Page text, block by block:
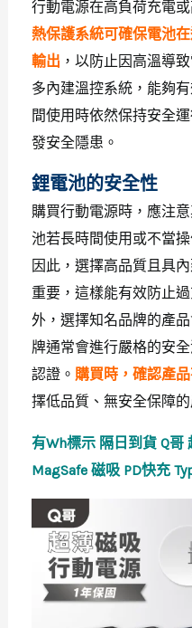
行動電源在高負荷充電
熱保護系統可確保電池
輸出 ，以防止因高溫導
多內建溫控系統，能夠
間使用時依然保持安全
發安全隱患。
鋰電池的安全性
購買行動電源時，應注
池若長時間使用或不當
因此，選擇高品質且具
重要，這樣能有效防止
外，選擇知名品牌的產
牌通常會進行嚴格的安
認證。 購買時，確認產
擇低品質、無安全保障的
有Wh標示 隔日到貨 Q哥
MagSafe 磁吸 PD快充